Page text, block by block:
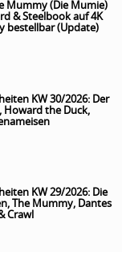
Mummy (Die Mumie)
& Steelbook auf 4K
bestellbar (Update)
KW 30/2026: Der
Howard the Duck,
KW 29/2026: Die
The Mummy, Dantes
Crawl